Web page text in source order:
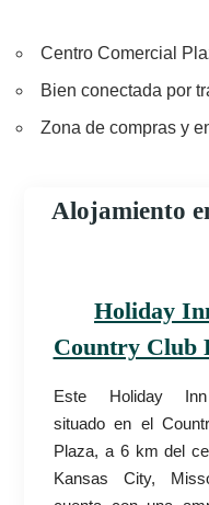
Centro Comercial
Bien conectada por
Zona de compras y
Alojamiento
Holiday
Country Club
Este Holiday
situado en el
Plaza, a 6 km del
Kansas City,